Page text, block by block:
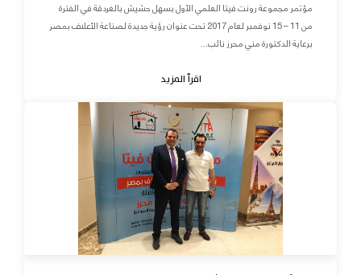
مؤتمر مجموعة رونت فيتا العلمي الأول بسهل حشيش بالغردقة في الفترة
من 11 – 15 نوفمبر لعام 2017 تحت عنوان رؤية جديدة لصناعة الأعلاف بمصر
برعاية الدكتورة مني محرز نائب...
اقرأ المزيد